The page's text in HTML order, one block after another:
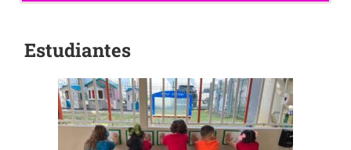
Estudiantes